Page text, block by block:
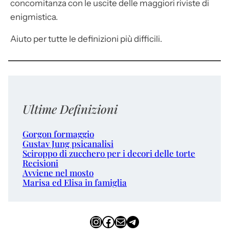
concomitanza con le uscite delle maggiori riviste di
enigmistica.
Aiuto per tutte le definizioni più difficili.
Ultime Definizioni
Gorgon formaggio
Gustav Jung psicanalisi
Sciroppo di zucchero per i decori delle torte
Recisioni
Avviene nel mosto
Marisa ed Elisa in famiglia
InstagramFacebook Email Telegram